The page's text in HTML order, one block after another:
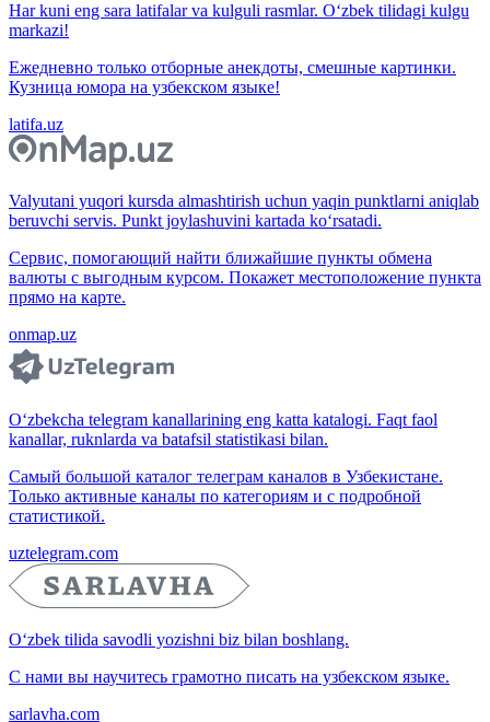
Har kuni eng sara latifalar va kulguli rasmlar. O‘zbek tilidagi kulgu
markazi!
Ежедневно только отборные анекдоты, смешные картинки.
Кузница юмора на узбекском языке!
latifa.uz
Valyutani yuqori kursda almashtirish uchun yaqin punktlarni aniqlab
beruvchi servis. Punkt joylashuvini kartada ko‘rsatadi.
Сервис, помогающий найти ближайшие пункты обмена
валюты с выгодным курсом. Покажет местоположение пункта
прямо на карте.
onmap.uz
O‘zbekcha telegram kanallarining eng katta katalogi. Faqt faol
kanallar, ruknlarda va batafsil statistikasi bilan.
Самый большой каталог телеграм каналов в Узбекистане.
Только активные каналы по категориям и с подробной
статистикой.
uztelegram.com
O‘zbek tilida savodli yozishni biz bilan boshlang.
С нами вы научитесь грамотно писать на узбекском языке.
sarlavha.com